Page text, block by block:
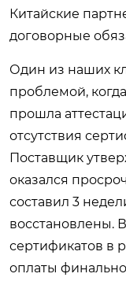
Китайские
договорные
Один из наших
проблемой,
прошла
отсутствия
Поставщик
оказался
составил 3
восстановлены.
сертификатов в
оплаты